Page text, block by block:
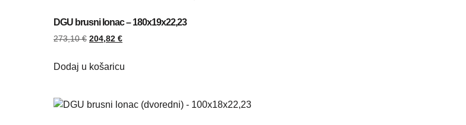
DGU brusni lonac – 180x19x22,23
273,10€ 204,82 €
Dodaj u košaricu